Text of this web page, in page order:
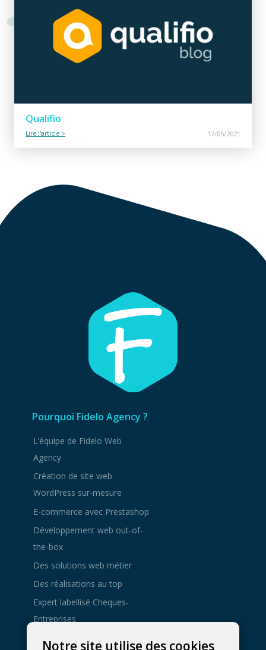
Qualifio
Lire l'article > 17/05/2021
Pourquoi Fidelo Agency ?
L’équipe de Fidelo Web
Agency
Création de site web
WordPress sur-mesure
E-commerce avec Prestashop
Développement web out-of-
the-box
Des solutions web métier
Des réalisations au top
Expert labellisé Cheques-
Entreprises
Agence de
Notre site utilise des cookies